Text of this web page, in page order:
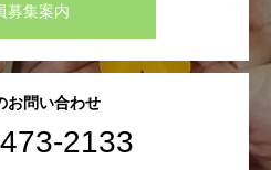
募集案内
お問い合わせ
2133